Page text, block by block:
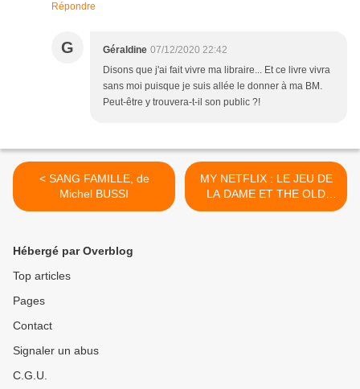
Répondre
G Géraldine 07/12/2020 22:42
Disons que j'ai fait vivre ma libraire... Et ce livre vivra
sans moi puisque je suis allée le donner à ma BM.
Peut-être y trouvera-t-il son public ?!
< SANG FAMILLE, de
Michel BUSSI
MY NETFLIX : LE JEU DE
LA DAME ET THE OLD
GUARD >
Hébergé par Overblog
Top articles
Pages
Contact
Signaler un abus
C.G.U.